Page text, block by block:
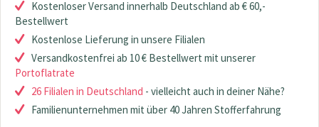
Kostenloser Versand innerhalb Deutschland ab € 60,-
Bestellwert
Kostenlose Lieferung in unsere Filialen
Versandkostenfrei ab 10 € Bestellwert mit unserer
Portoflatrate
26 Filialen in Deutschland - vielleicht auch in deiner Nähe?
Familienunternehmen mit über 40 Jahren Stofferfahrung